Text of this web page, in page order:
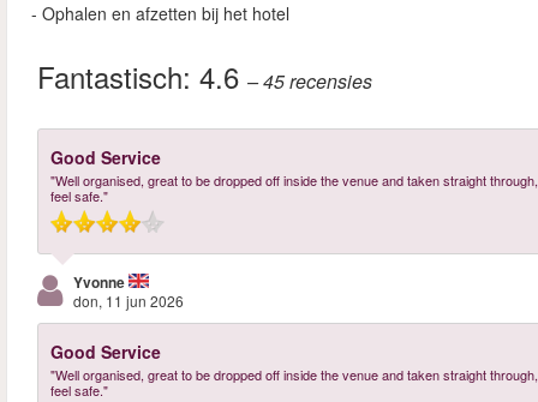
- Ophalen en afzetten bij het hotel
Fantastisch: 4.6 – 45recensies
Good Service
"Well organised, great to be dropped off inside the venue and taken straight
feel safe."
Yvonne
don, 11 jun 2026
Good Service
"Well organised, great to be dropped off inside the venue and taken straight
feel safe."